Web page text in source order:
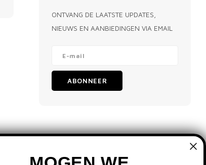
ONTVANG DE LAATSTE UPDATES,
NIEUWS EN AANBIEDINGEN VIA EMAIL
ABONNEER